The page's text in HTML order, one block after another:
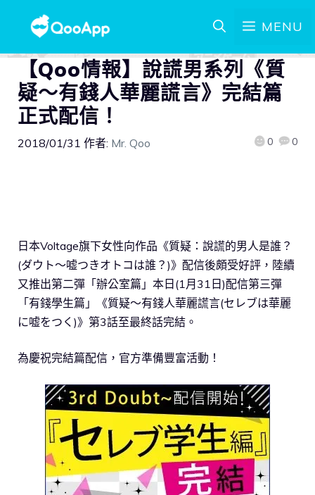
MENU
【Qoo情報】說謊男系列《質
疑～有錢人華麗謊言》完結篇
正式配信！
2018/01/31 作者: Mr. Qoo 0 0
日本Voltage旗下女性向作品《質疑：說謊的男人是誰？
(ダウト～嘘つきオトコは誰？)》配信後頗受好評，陸續
又推出第二彈「辦公室篇」本日(1月31日)配信第三彈
「有錢學生篇」《質疑～有錢人華麗謊言(セレブは華麗
に嘘をつく)》第3話至最終話完結。
為慶祝完結篇配信，官方準備豐富活動！